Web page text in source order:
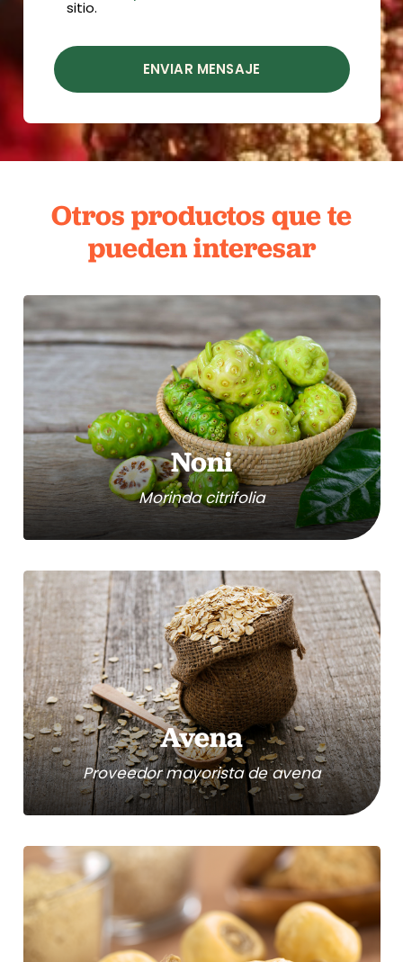
sitio.
ENVIAR MENSAJE
Otros productos que te
pueden interesar
Noni
Morinda citrifolia
Avena
Proveedor mayorista de avena